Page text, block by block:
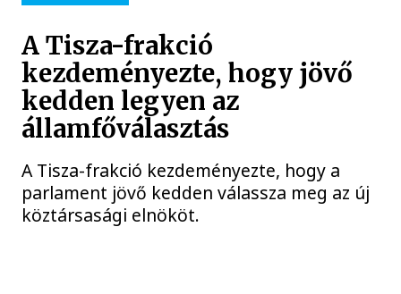
A Tisza-frakció
kezdeményezte, hogy jövő
kedden legyen az
államfőválasztás
A Tisza-frakció kezdeményezte, hogy a
parlament jövő kedden válassza meg az új
köztársasági elnököt.